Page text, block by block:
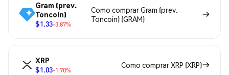
Gram (prev.
Toncoin)
$1.33-3.87%
Como comprar Gram (prev.
Toncoin) (GRAM)
XRP
$1.03-1.70%
Como comprar XRP (XRP)